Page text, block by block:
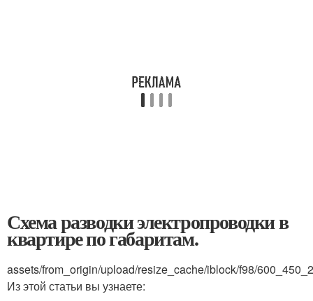
Схема разводки электропроводки в
квартире по габаритам.
assets/from_origin/upload/resize_cache/iblock/f98/
Из этой статьи вы узнаете: